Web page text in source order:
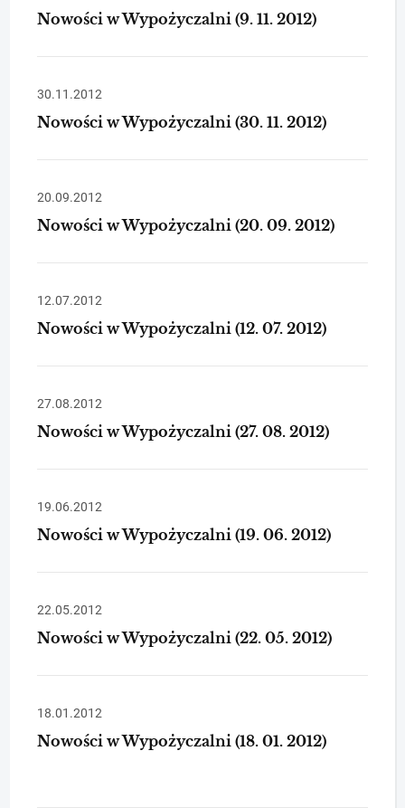
Nowości w Wypożyczalni (9. 11. 2012)
30.11.2012
Nowości w Wypożyczalni (30. 11. 2012)
20.09.2012
Nowości w Wypożyczalni (20. 09. 2012)
12.07.2012
Nowości w Wypożyczalni (12. 07. 2012)
27.08.2012
Nowości w Wypożyczalni (27. 08. 2012)
19.06.2012
Nowości w Wypożyczalni (19. 06. 2012)
22.05.2012
Nowości w Wypożyczalni (22. 05. 2012)
18.01.2012
Nowości w Wypożyczalni (18. 01. 2012)